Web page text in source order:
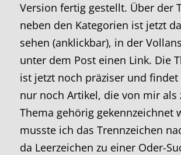
Version fertig gestellt. Über der
neben den Kategorien ist jetzt
sehen (anklickbar), in der
unter dem Post einen Link. Die
ist jetzt noch präziser und
nur noch Artikel, die von mir als
Thema gehörig gekennzeichnet
musste ich das Trennzeichen
da Leerzeichen zu einer Oder-